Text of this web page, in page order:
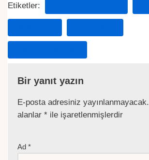
Etiketler:
Bir yanıt yazın
E-posta adresiniz yayınlanmayacak.
alanlar * ile işaretlenmişlerdir
Ad *